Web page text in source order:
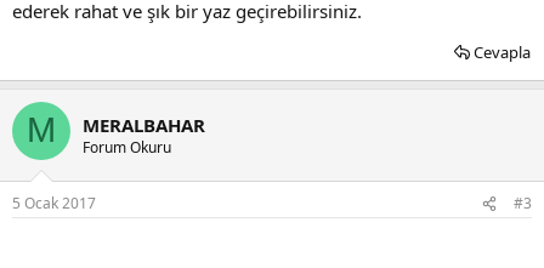
ederek rahat ve şık bir yaz geçirebilirsiniz.
Cevapla
M MERALBAHAR
Forum Okuru
5 Ocak 2017 #3